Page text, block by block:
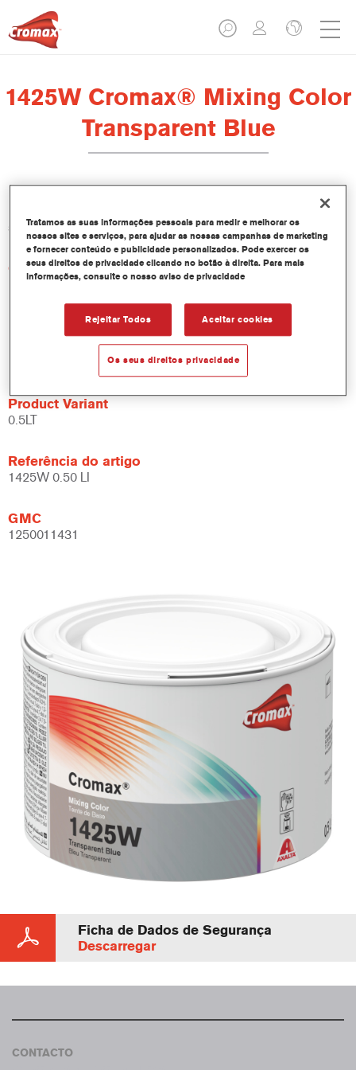
1425W Cromax® Mixing Color
Transparent Blue
sistema de pintura Base Bicamada Cromax.
Características do produto
Excepcional desempenho colorístico.
Aplicação molhado-sobre-molhado simples.
Base de dados com fórmulas de cor constantemente
actualizadas com mais de 30,000 cores sólidas,
metalizados e perlados.
Product Variant
0.5LT
Referência do artigo
1425W 0.50 LI
GMC
1250011431
Ficha de Dados de Segurança
Descarregar
CONTACTO
Tratamos as suas informações pessoais para medir e melhorar os
nossos sites e serviços, para ajudar as nossas campanhas de marketing
e fornecer conteúdo e publicidade personalizados. Pode exercer os
seus direitos de privacidade clicando no botão à direita. Para mais
informações, consulte o nosso aviso de privacidade
Rejeitar Todos Aceitar cookies
Os seus direitos privacidade